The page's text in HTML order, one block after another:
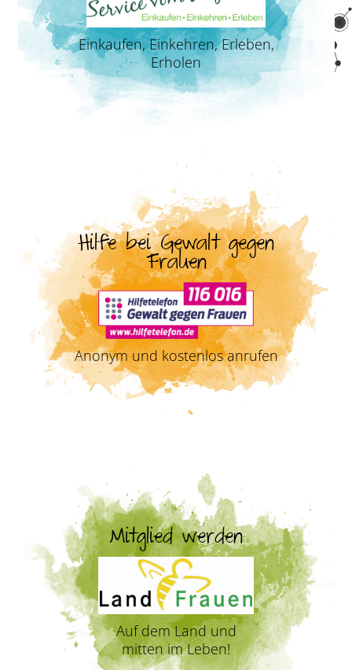
Einkaufen, Einkehren, Erleben,
Erholen
Hilfe bei Gewalt gegen
Frauen
Anonym und kostenlos anrufen
Mitglied werden
Auf dem Land und
mitten im Leben!